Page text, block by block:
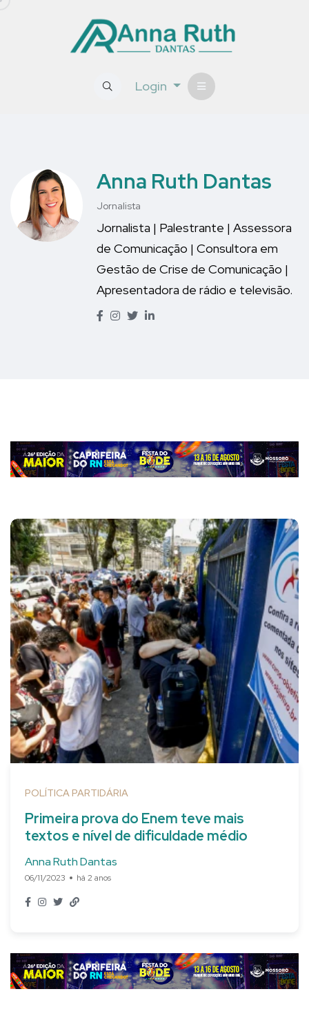
Login
Anna Ruth Dantas
Jornalista
Jornalista | Palestrante | Assessora
de Comunicação | Consultora em
Gestão de Crise de Comunicação |
Apresentadora de rádio e televisão.
POLÍTICA PARTIDÁRIA
Primeira prova do Enem teve mais
textos e nível de dificuldade médio
Anna Ruth Dantas
06/11/2023 há 2 anos